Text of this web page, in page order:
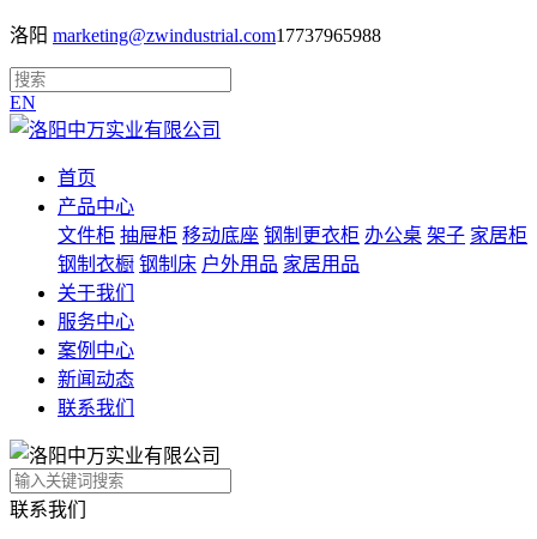
洛阳 marketing@zwindustrial.com17737965988
EN
首页
产品中心
文件柜 抽屉柜 移动底座 钢制更衣柜 办公桌 架子 家居柜
钢制衣橱 钢制床 户外用品 家居用品
关于我们
服务中心
案例中心
新闻动态
联系我们
联系我们